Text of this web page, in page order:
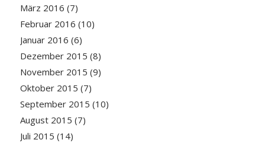
März 2016 (7)
Februar 2016 (10)
Januar 2016 (6)
Dezember 2015 (8)
November 2015 (9)
Oktober 2015 (7)
September 2015 (10)
August 2015 (7)
Juli 2015 (14)